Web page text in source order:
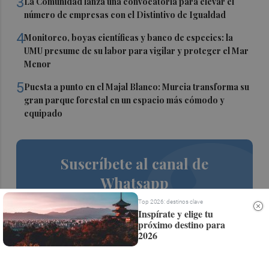
número de empresas con el Distintivo de Igualdad
4Monitoreo, boyas científicas y banco de especies: la
UMU presume de su labor para vigilar y proteger el Mar
Menor
5Puesta a punto en el Majal Blanco: Murcia transforma su
gran parque forestal en un espacio más cómodo y
equipado
Suscríbete al canal de
Whatsapp
Siempre al día de las últimas noticias
¡Quiero suscribirme!
Top 2026: destinos clave
Inspírate y elige tu
próximo destino para
2026